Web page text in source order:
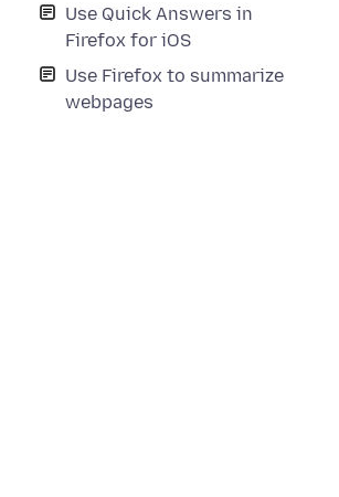
Use Quick Answers in
Firefox for iOS
Use Firefox to summarize
webpages